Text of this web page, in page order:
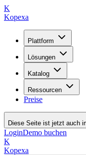
K
Kopexa
Plattform
Lösungen
Katalog
Ressourcen
Preise
Diese Seite ist jetzt auch
LoginDemo buchen
K
Kopexa